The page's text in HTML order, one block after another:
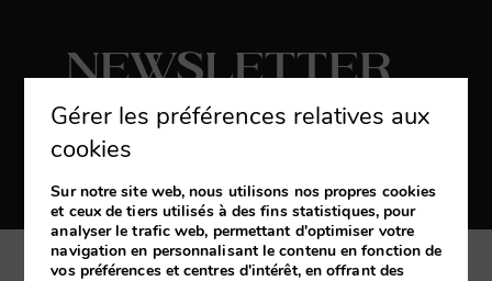
Newsletter
S'abonner
Recevez les dernières nouvelles et des
Gérer les préférences relatives aux
cookies
Sur notre site web, nous utilisons nos propres cookies
et ceux de tiers utilisés à des fins statistiques, pour
analyser le trafic web, permettant d'optimiser votre
navigation en personnalisant le contenu en fonction de
vos préférences et centres d'intérêt, en offrant des